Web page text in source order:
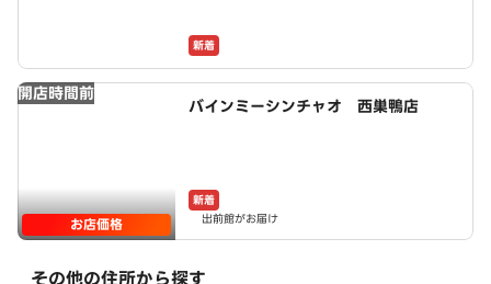
新着
開店時間前
お店価格
バインミーシンチャオ 西巣鴨店
新着
出前館がお届け